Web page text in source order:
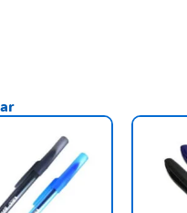
This